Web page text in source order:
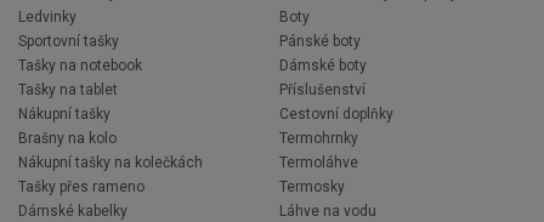
Ledvinky
Sportovní tašky
Tašky na notebook
Tašky na tablet
Nákupní tašky
Brašny na kolo
Nákupní tašky na kolečkách
Tašky přes rameno
Dámské kabelky
Boty
Pánské boty
Dámské boty
Příslušenství
Cestovní doplňky
Termohrnky
Termoláhve
Termosky
Láhve na vodu